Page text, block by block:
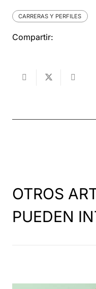
CARRERAS Y PERFILES
Compartir:
OTROS
PUEDEN